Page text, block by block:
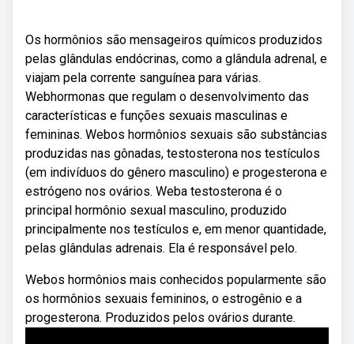
Os hormônios são mensageiros químicos produzidos
pelas glândulas endócrinas, como a glândula adrenal, e
viajam pela corrente sanguínea para várias.
Webhormonas que regulam o desenvolvimento das
características e funções sexuais masculinas e
femininas. Webos hormônios sexuais são substâncias
produzidas nas gônadas, testosterona nos testículos
(em indivíduos do gênero masculino) e progesterona e
estrógeno nos ovários. Weba testosterona é o
principal hormônio sexual masculino, produzido
principalmente nos testículos e, em menor quantidade,
pelas glândulas adrenais. Ela é responsável pelo.
Webos hormônios mais conhecidos popularmente são
os hormônios sexuais femininos, o estrogênio e a
progesterona. Produzidos pelos ovários durante.